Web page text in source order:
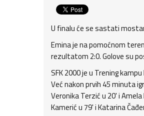
U finalu će se sastati
Emina je na pomoćnom
rezultatom 2:0. Golove su
SFK 2000 je u Trening
Već nakon prvih 45 minuta
Veronika Terzić u 20' i
Kamerić u 79' i Katarina